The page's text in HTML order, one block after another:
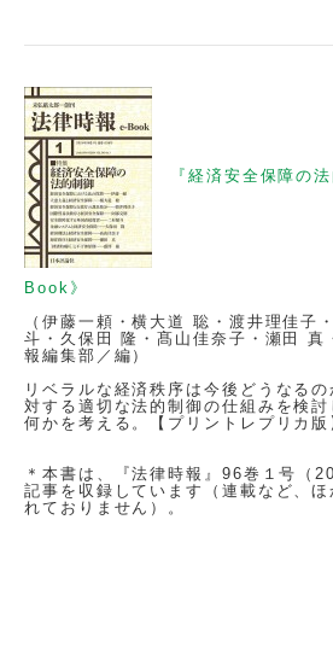
『経済安全保障の
Book》
（伊藤一頼・横大道 聡・渡井理佳子
斗・久保田 隆・髙山佳奈子・瀬田 真
報編集部／編）
リベラルな経済秩序は今後どうなる
対する適切な法的制御の仕組みを検
何かを考える。【プリントレプリカ版
＊本書は、『法律時報』96巻１号（
記事を収録しています（連載など、ほ
れておりません）。